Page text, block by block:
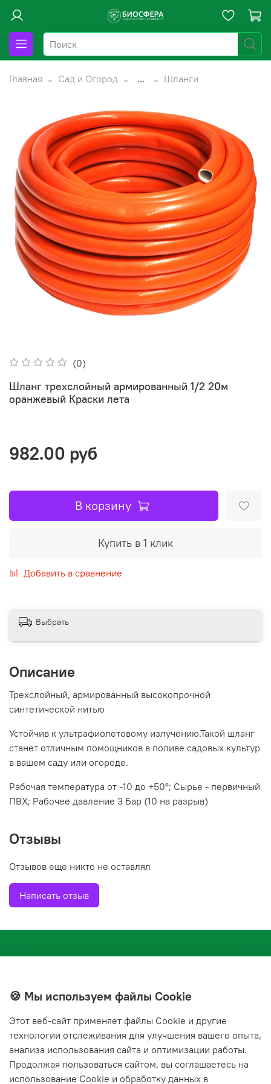
Главная Сад и Огород ... Шланги
(0)
Шланг трехслойный армированный 1/2 20м
оранжевый Краски лета
982.00 руб
В корзину
Купить в 1 клик
Добавить в сравнение
Выбрать
Описание
Трехслойный, армированный высокопрочной
синтетической нитью
Устойчив к ультрафиолетовому излучению.Такой шланг
станет отличным помощников в поливе садовых культур
в вашем саду или огороде.
Рабочая температура от -10 до +50°; Сырье - первичный
ПВХ; Рабочее давление 3 Бар (10 на разрыв)
Отзывы
Отзывов еще никто не оставлял
Написать отзыв
+7(843) 210-20-24
Мы в соц. сетях
🍪 Мы используем файлы Cookie
Этот веб‑сайт применяет файлы Cookie и другие
технологии отслеживания для улучшения вашего опыта,
анализа использования сайта и оптимизации работы.
Продолжая пользоваться сайтом, вы соглашаетесь на
использование Cookie и обработку данных в